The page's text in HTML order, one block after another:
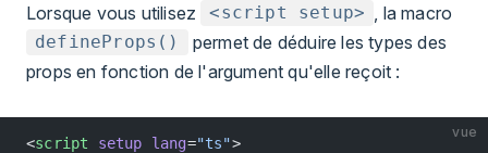
Lorsque vous utilisez <script setup> , la macro
defineProps()
permet de déduire les types des
props en fonction de l'argument qu'elle reçoit :
vue
<script setup lang="ts">